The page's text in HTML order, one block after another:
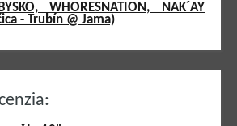
WHORESNATION, NAK´AY
- Trubín @ Jama)